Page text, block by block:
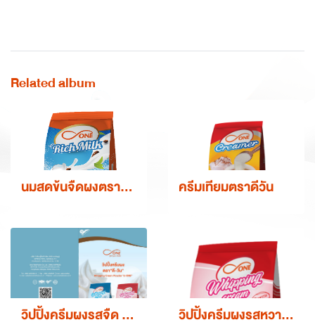
Related album
นมสดข้นจืดผงตราดีวัน ครีมเทียมตราดีวัน
วิปปิ้งครีมผงรสจืด d-ONE วิปปิ้งครีมผงรสหวาน d-ONE